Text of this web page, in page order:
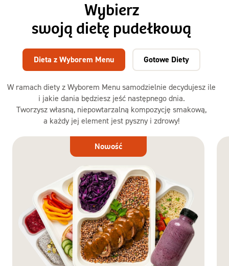
Wybierz
swoją dietę pudełkową
W ramach diety z Wyborem Menu samodzielnie decydujesz ile
i jakie dania będziesz jeść następnego dnia.
Tworzysz własną, niepowtarzalną kompozycję smakową,
a każdy jej element jest pyszny i zdrowy!
Dieta z Wyborem Menu Gotowe Diety
Dieta
Nowość